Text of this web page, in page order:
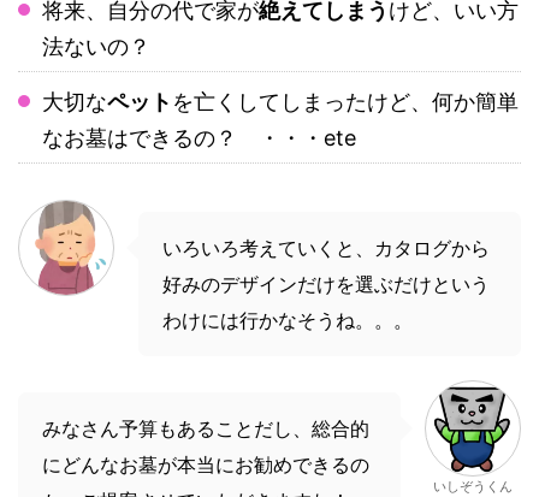
将来、自分の代で家が絶えてしまう けど、いい方
法ないの？
大切なペット を亡くしてしまったけど、何か簡単
なお墓はできるの？ ・・・ete
いろいろ考えていくと、カタログから
好みのデザインだけを選ぶだけという
わけには行かなそうね。。。
みなさん予算もあることだし、総合的
にどんなお墓が本当にお勧めできるの
いしぞうくん